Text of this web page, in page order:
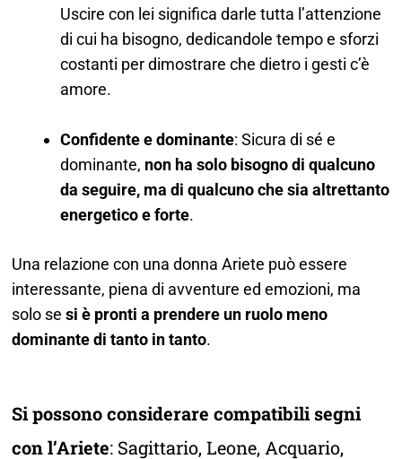
Uscire con lei significa darle tutta l’attenzione
di cui ha bisogno, dedicandole tempo e sforzi
costanti per dimostrare che dietro i gesti c’è
amore.
Confidente e dominante: Sicura di sé e
dominante, non ha solo bisogno di qualcuno
da seguire, ma di qualcuno che sia altrettanto
energetico e forte.
Una relazione con una donna Ariete può essere
interessante, piena di avventure ed emozioni, ma
solo sesi è pronti a prendere un ruolo meno
dominante di tanto in tanto.
Si possono considerare compatibili segni
con l’Ariete: Sagittario,Leone,Acquario,